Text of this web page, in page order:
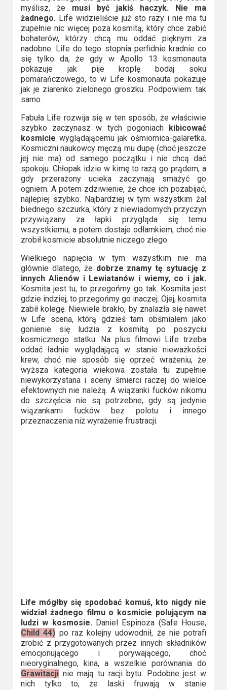
myślisz, że musi być jakiś haczyk. Nie ma
żadnego. Life widzieliście już sto razy i nie ma tu
zupełnie nic więcej poza kosmitą, który chce zabić
bohaterów, którzy chcą mu oddać pięknym za
nadobne. Life do tego stopnia perfidnie kradnie co
się tylko da, że gdy w Apollo 13 kosmonauta
pokazuje jak pije kroplę bodaj soku
pomarańczowego, to w Life kosmonauta pokazuje
jak je ziarenko zielonego groszku. Podpowiem: tak
samo.
Fabuła Life rozwija się w ten sposób, że właściwie
szybko zaczynasz w tych pogoniach kibicować
kosmicie wyglądającemu jak ośmiornica-galaretka.
Kosmiczni naukowcy męczą mu dupę (choć jeszcze
jej nie ma) od samego początku i nie chcą dać
spokoju. Chłopak idzie w kimę to rażą go prądem, a
gdy przerażony ucieka zaczynają smażyć go
ogniem. A potem zdziwienie, że chce ich pozabijać,
najlepiej szybko. Najbardziej w tym wszystkim żal
biednego szczurka, który z niewiadomych przyczyn
przywiązany za łapki przygląda się temu
wszystkiemu, a potem dostaje odłamkiem, choć nie
zrobił kosmicie absolutnie niczego złego.
Wielkiego napięcia w tym wszystkim nie ma
głównie dlatego, że dobrze znamy tę sytuację z
innych Alienów i Lewiatanów i wiemy, co i jak.
Kosmita jest tu, to przegońmy go tak. Kosmita jest
gdzie indziej, to przegońmy go inaczej. Ojej, kosmita
zabił kolegę. Niewiele brakło, by znalazła się nawet
w Life scena, którą gdzieś tam obśmiałem jako
gonienie się ludzia z kosmitą po poszyciu
kosmicznego statku. Na plus filmowi Life trzeba
oddać ładnie wyglądającą w stanie nieważkości
krew, choć nie sposób się oprzeć wrażeniu, że
wyższa kategoria wiekowa została tu zupełnie
niewykorzystana i sceny śmierci raczej do wielce
efektownych nie należą. A wiązanki fucków nikomu
do szczęścia nie są potrzebne, gdy są jedynie
wiązankami fucków bez polotu i innego
przeznaczenia niż wyrażenie frustracji.
Life mógłby się spodobać komuś, kto nigdy nie
widział żadnego filmu o kosmicie polującym na
ludzi w kosmosie. Daniel Espinoza (Safe House,
Child 44) po raz kolejny udowodnił, że nie potrafi
zrobić z przygotowanych przez innych składników
emocjonującego i porywającego, choć
nieoryginalnego, kina, a wszelkie porównania do
Grawitacjinie mają tu racji bytu. Podobne jest w
nich tylko to, że laski fruwają w stanie